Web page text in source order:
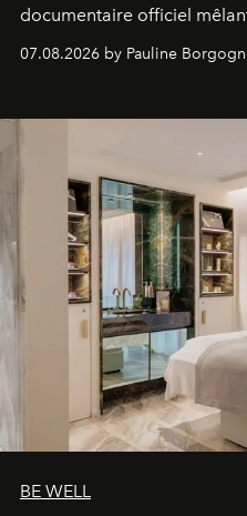
documentaire officiel
générationnel.
07.08.2026 by Pauline
BE WELL